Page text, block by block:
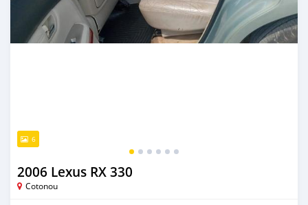
6
2006 Lexus RX 330
Cotonou